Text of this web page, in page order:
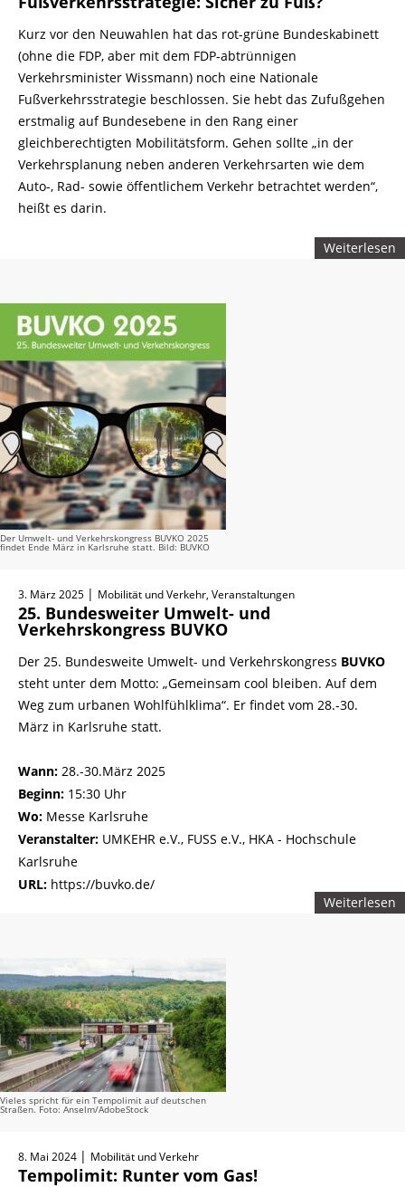
Kurz vor den Neuwahlen hat das rot-grüne Bundeskabinett
(ohne die FDP, aber mit dem FDP-abtrünnigen
Verkehrsminister Wissmann) noch eine Nationale
Fußverkehrsstrategie beschlossen. Sie hebt das Zufußgehen
erstmalig auf Bundesebene in den Rang einer
gleichberechtigten Mobilitätsform. Gehen sollte „in der
Verkehrsplanung neben anderen Verkehrsarten wie dem
Auto-, Rad- sowie öffentlichem Verkehr betrachtet werden“,
heißt es darin.
Weiterlesen
Der Umwelt- und Verkehrskongress BUVKO 2025
findet Ende März in Karlsruhe statt. Bild: BUVKO
3. März 2025 | Mobilität und Verkehr, Veranstaltungen
25. Bundesweiter Umwelt- und
Verkehrskongress BUVKO
Der 25. Bundesweite Umwelt- und Verkehrskongress BUVKO
steht unter dem Motto: „Gemeinsam cool bleiben. Auf dem
Weg zum urbanen Wohlfühlklima“. Er findet vom 28.-30.
März in Karlsruhe statt.
Wann: 28.-30.März 2025
Beginn: 15:30 Uhr
Wo: Messe Karlsruhe
Veranstalter: UMKEHR e.V., FUSS e.V., HKA - Hochschule
Karlsruhe
URL: https://buvko.de/
Weiterlesen
Vieles spricht für ein Tempolimit auf deutschen
Straßen. Foto: Anselm/AdobeStock
8. Mai 2024 | Mobilität und Verkehr
Tempolimit: Runter vom Gas!